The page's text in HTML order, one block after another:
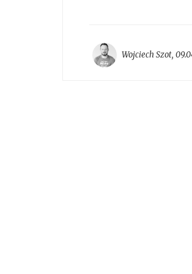
Wojciech Szot,